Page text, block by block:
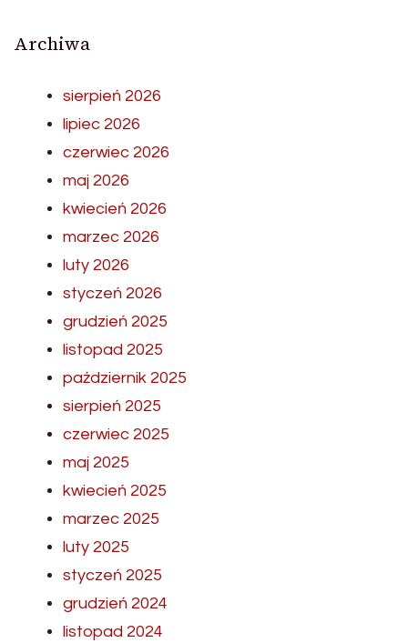
Archiwa
sierpień 2026
lipiec 2026
czerwiec 2026
maj 2026
kwiecień 2026
marzec 2026
luty 2026
styczeń 2026
grudzień 2025
listopad 2025
październik 2025
sierpień 2025
czerwiec 2025
maj 2025
kwiecień 2025
marzec 2025
luty 2025
styczeń 2025
grudzień 2024
listopad 2024